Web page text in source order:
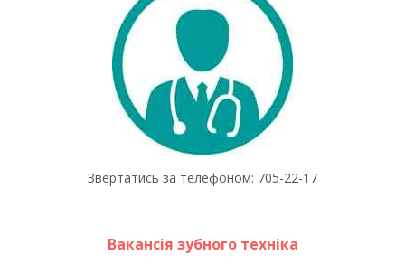
Звертатись за телефоном: 705-22-17
Вакансія зубного техніка